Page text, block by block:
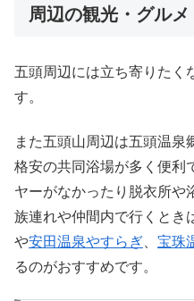
周辺の観光・グル
五頭周辺には立ち寄りたく
す。
また五頭山周辺は五頭温泉
格安の共同浴場が多く便利
ヤーがなかったり脱衣所や
族連れや仲間内で行くとき
や安田温泉やすらぎ 宝珠
るのがおすすめです。